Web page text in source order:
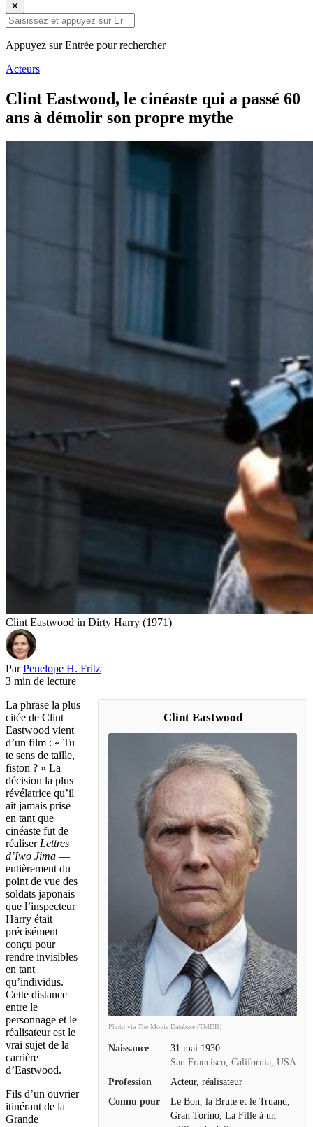
✕
Appuyez sur Entrée pour rechercher
Acteurs
Clint Eastwood, le cinéaste qui a passé 60
ans à démolir son propre mythe
Clint Eastwood in Dirty Harry (1971)
Par Penelope H. Fritz
3 min de lecture
Clint Eastwood
Photo via The Movie Database (TMDB)
Naissance
31 mai 1930
San Francisco, California, USA
Profession
Acteur, réalisateur
Connu pour
Le Bon, la Brute et le Truand,
Gran Torino, La Fille à un
La phrase la plus
citée de Clint
Eastwood vient
d’un film : « Tu
te sens de taille,
fiston ? » La
décision la plus
révélatrice qu’il
ait jamais prise
en tant que
cinéaste fut de
réaliser Lettres
d’Iwo Jima —
entièrement du
point de vue des
soldats japonais
que l’inspecteur
Harry était
précisément
conçu pour
rendre invisibles
en tant
qu’individus.
Cette distance
entre le
personnage et le
réalisateur est le
vrai sujet de la
carrière
d’Eastwood.
Fils d’un ouvrier
itinérant de la
Grande